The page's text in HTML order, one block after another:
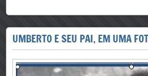
UMBERTO E SEU PAI, EM UMA